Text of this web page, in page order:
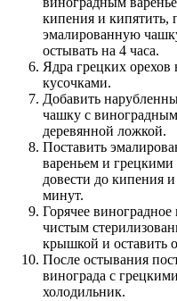
кипения и кипятить,
эмалированную
остывать на 4 часа.
Ядра грецких
кусочками.
Добавить
чашку с
деревянной ложкой.
Поставить
вареньем и
довести до кипения
минут.
Горячее виноградное
чистым
крышкой и оставить
После остывания
винограда с
холодильник.